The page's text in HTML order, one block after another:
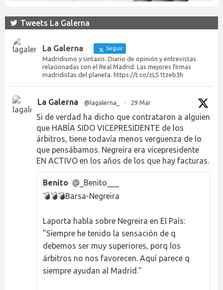
Tweets La Galerna
La Galerna Seguir
Madridismo y sintaxis. Diario de opinión y entrevistas
relacionadas con el Real Madrid. Las mejores firmas
madridistas del planeta. https://t.co/zLS1tzeb3h
La Galerna @lagalerna_ · 29 Mar
Si de verdad ha dicho que contrataron a alguien
que HABÍA SIDO VICEPRESIDENTE de los
árbitros, tiene todavía menos vergüenza de lo
que pensábamos. Negreira era vicepresidente
EN ACTIVO en los años de los que hay facturas.
Benito @_Benito___
💣💣💣Barsa-Negreira
Laporta habla sobre Negreira en El País:
"Siempre he tenido la sensación de q
debemos ser muy superiores, porq los
árbitros no nos favorecen. Aquí parece q
siempre ayudan al Madrid."